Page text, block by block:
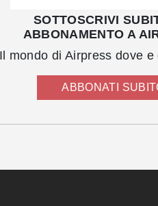
SOTTOSCRIVI
ABBONAMENTO A
Il mondo di Airpress dove e
ABBONATI